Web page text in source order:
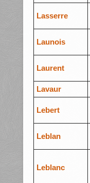
Lasserre
Launois
Laurent
Lavaur
Lebert
Leblan
Leblanc